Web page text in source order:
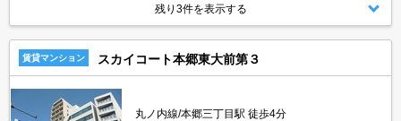
残り3件を表示する
賃貸マンション スカイコート本郷東大前第３
丸ノ内線/本郷三丁目駅 徒歩4分